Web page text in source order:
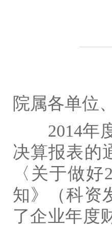
院属各单位
2014年
决算报表的
〈关于做好
知》（科资
了企业年度